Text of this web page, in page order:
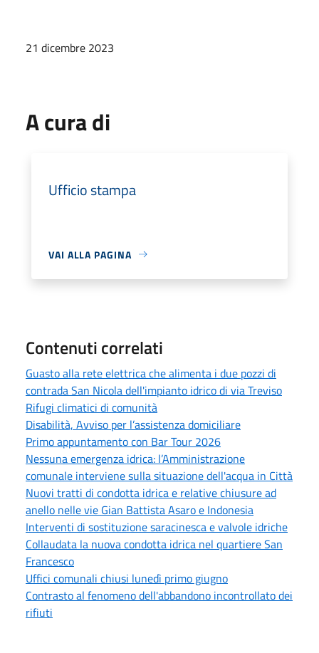
21 dicembre 2023
A cura di
Ufficio stampa
VAI ALLA PAGINA
Contenuti correlati
Guasto alla rete elettrica che alimenta i due pozzi di
contrada San Nicola dell'impianto idrico di via Treviso
Rifugi climatici di comunità
Disabilità, Avviso per l’assistenza domiciliare
Primo appuntamento con Bar Tour 2026
Nessuna emergenza idrica: l’Amministrazione
comunale interviene sulla situazione dell'acqua in Città
Nuovi tratti di condotta idrica e relative chiusure ad
anello nelle vie Gian Battista Asaro e Indonesia
Interventi di sostituzione saracinesca e valvole idriche
Collaudata la nuova condotta idrica nel quartiere San
Francesco
Uffici comunali chiusi lunedì primo giugno
Contrasto al fenomeno dell'abbandono incontrollato dei
rifiuti